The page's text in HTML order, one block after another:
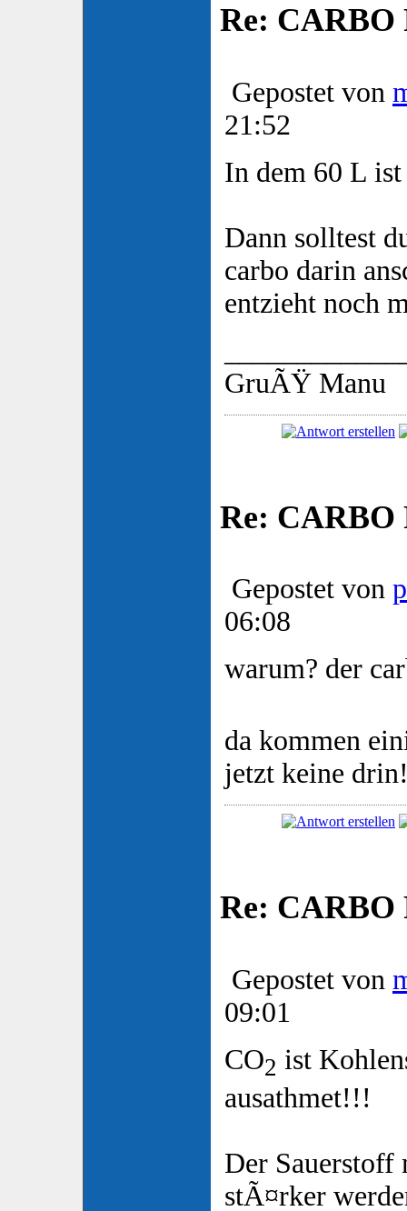
Re: CARBO
Gepostet von
21:52
In dem 60 L ist
Dann solltest
carbo darin
entzieht noch
GruÃŸ Manu
Re: CARBO
Gepostet von
06:08
warum? der
da kommen
jetzt keine
Re: CARBO
Gepostet von
09:01
CO2 ist
ausathmet!!!
Der Sauerstoff
stÃ¤rker